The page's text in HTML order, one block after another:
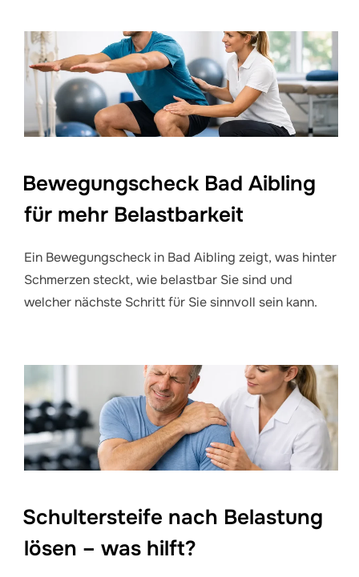
Bewegungscheck Bad Aibling
für mehr Belastbarkeit
Ein Bewegungscheck in Bad Aibling zeigt, was hinter
Schmerzen steckt, wie belastbar Sie sind und
welcher nächste Schritt für Sie sinnvoll sein kann.
Schultersteife nach Belastung
lösen – was hilft?